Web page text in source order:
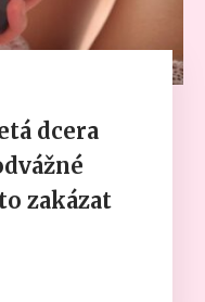
dcera
zakázat